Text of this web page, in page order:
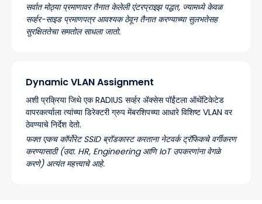
सर्वात मोठ्या प्रमाणावर तैनात केलेली एंटरप्राइझ पद्धत, ज्यामध्ये केवळ
सर्व्हर-साइड प्रमाणपत्र आवश्यक ठेवून तैनात करण्याच्या सुलभतेसह
सुरक्षिततेचा समतोल साधला जातो.
Dynamic VLAN Assignment
अशी प्रक्रिया जिथे एक RADIUS सर्व्हर ॲक्सेस पॉईंटला ऑथेंटिकेटेड
वापरकर्त्याला त्यांच्या डिरेक्टरी ग्रुप मेंबरशिपच्या आधारे विशिष्ट VLAN वर
ठेवण्याचे निर्देश देतो.
फक्त एकच कॉर्पोरेट SSID ब्रॉडकास्ट करताना नेटवर्क ट्रॅफिकचे वर्गीकरण
करण्यासाठी (उदा. HR, Engineering आणि IoT उपकरणांना वेगळे
करणे) अत्यंत महत्त्वाचे आहे.